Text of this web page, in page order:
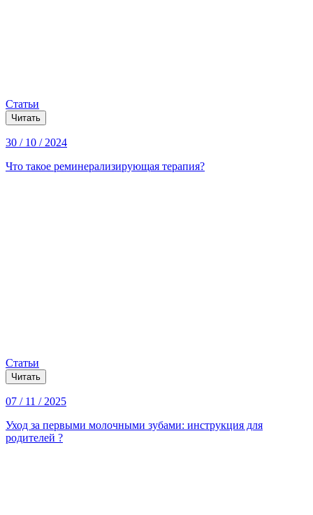
Статьи
Читать
30 / 10 / 2024
Что такое реминерализирующая терапия?
Статьи
Читать
07 / 11 / 2025
Уход за первыми молочными зубами: инструкция для
родителей ?